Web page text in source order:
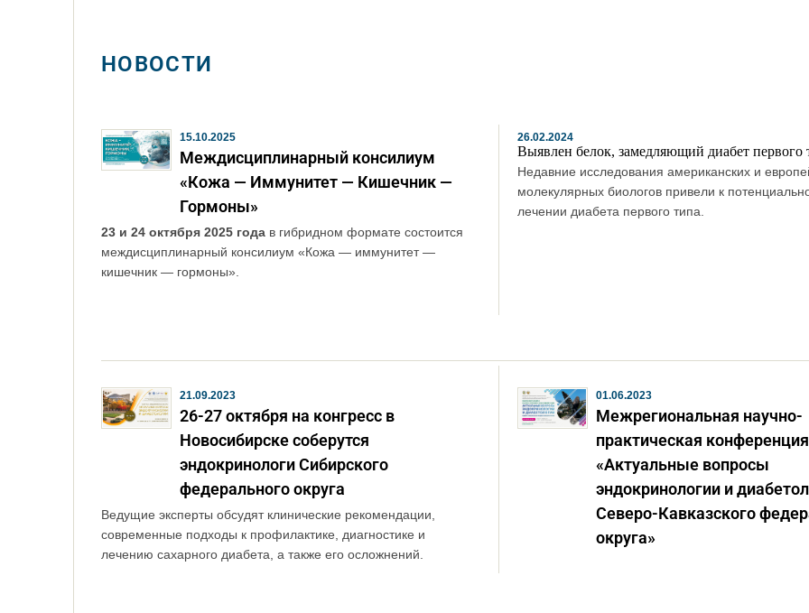
НОВОСТИ
15.10.2025
Междисциплинарный консилиум
«Кожа — Иммунитет — Кишечник —
Гормоны»
23 и 24 октября 2025 года в гибридном формате состоится
междисциплинарный консилиум «Кожа — иммунитет —
кишечник — гормоны».
26.02.2024
Выявлен белок, замедляющий диабет первого
Недавние исследования американских и
молекулярных биологов привели к
лечении диабета первого типа.
21.09.2023
26-27 октября на конгресс в
Новосибирске соберутся
эндокринологи Сибирского
федерального округа
Ведущие эксперты обсудят клинические рекомендации,
современные подходы к профилактике, диагностике и
лечению сахарного диабета, а также его осложнений.
01.06.2023
Межрегиональная научно-
практическая конференция
«Актуальные вопросы
эндокринологии и
Северо-Кавказского
округа»